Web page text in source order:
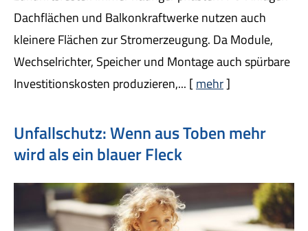
Dachflächen und Balkonkraftwerke nutzen auch
kleinere Flächen zur Stromerzeugung. Da Module,
Wechselrichter, Speicher und Montage auch spürbare
Investitionskosten produzieren,... [mehr]
Unfallschutz: Wenn aus Toben mehr
wird als ein blauer Fleck